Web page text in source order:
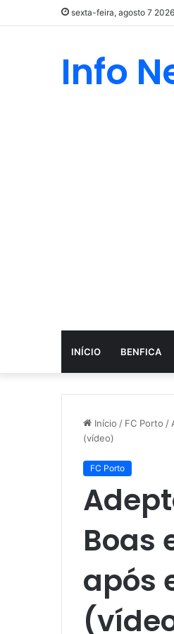
sexta-feira, agosto 7 2026
Info
INÍCIO BENFICA
Início / FC Porto /
(vídeo)
FC Porto
Boas
após